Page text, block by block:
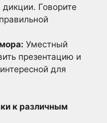
дикции. Говорите
Уместный
презентацию и
для
к различным